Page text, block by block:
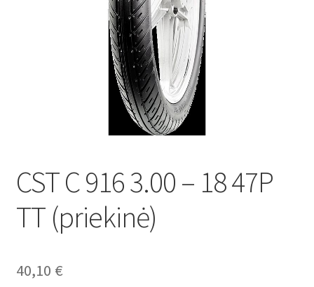
CST C 916 3.00 – 18 47P
TT (priekinė)
40,10 €